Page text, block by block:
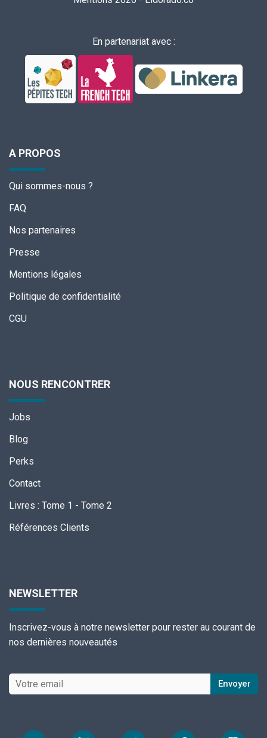
En partenariat avec :
A PROPOS
Qui sommes-nous ?
FAQ
Nos partenaires
Presse
Mentions légales
Politique de confidentialité
CGU
NOUS RENCONTRER
Jobs
Blog
Perks
Contact
Livres : Tome 1 - Tome 2
Références Clients
NEWSLETTER
Inscrivez-vous à notre newsletter pour rester au courant de
nos dernières nouveautés